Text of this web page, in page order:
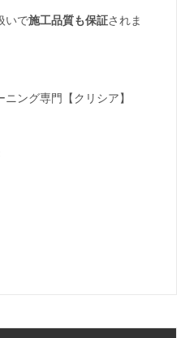
いで施工品質も保証されま
ング専門【クリシア】